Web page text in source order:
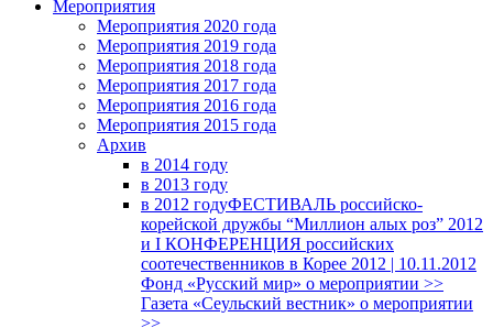
Мероприятия
Мероприятия 2020 года
Мероприятия 2019 года
Мероприятия 2018 годa
Мероприятия 2017 года
Мероприятия 2016 года
Мероприятия 2015 года
Архив
в 2014 году
в 2013 году
в 2012 годуФЕСТИВАЛЬ российско-
корейской дружбы “Миллион алых роз” 2012
и I КОНФЕРЕНЦИЯ российских
соотечественников в Корее 2012 | 10.11.2012
Фонд «Русский мир» о мероприятии >>
Газета «Сеульский вестник» о мероприятии
>>